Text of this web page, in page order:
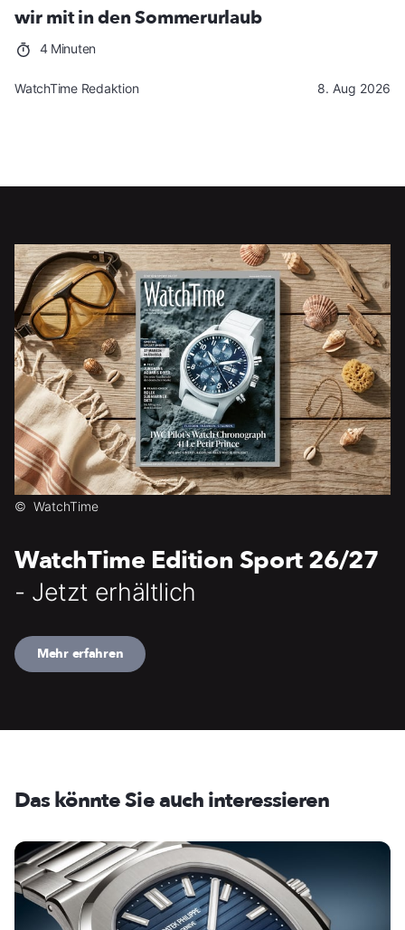
wir mit in den Sommerurlaub
4 Minuten
WatchTime Redaktion 8. Aug 2026
© WatchTime
WatchTime Edition Sport 26/27
- Jetzt erhältlich
Mehr erfahren
Das könnte Sie auch interessieren